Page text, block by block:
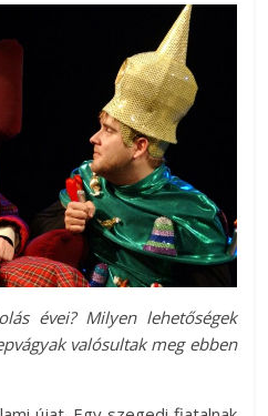
évei? Milyen lehetőségek
valósultak meg ebben